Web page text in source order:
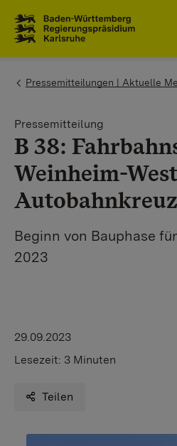
You are here:
Pressemitteilungen | Aktuelle
Pressemitteilung
B 38:
Weinheim-
Autobahnkreuz
Beginn von Bauphase
2023
29.09.2023
Lesezeit: 3 Minuten
Teilen